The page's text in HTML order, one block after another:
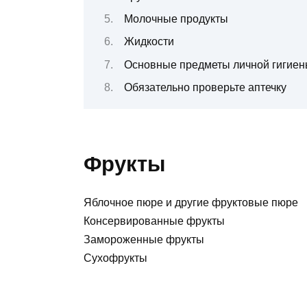
Молочные продукты
Жидкости
Основные предметы личной
Обязательно проверьте аптечку
Фрукты
Яблочное пюре и другие фруктовые пюре
Консервированные фрукты
Замороженные фрукты
Сухофрукты